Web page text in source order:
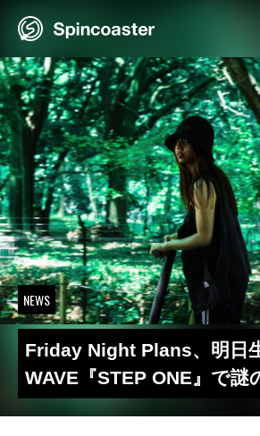
NEWS
Friday Night Plans、明日
WAVE『STEP ONE』で謎